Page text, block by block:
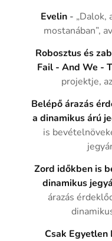
Evelin - „Dalok,
mostanában”,
Robosztus és
Fail - And We -
projektje,
Belépő árazás
a dinamikus árú
is
Zord időkben is
dinamikus
árazás
Csak Egyetlen